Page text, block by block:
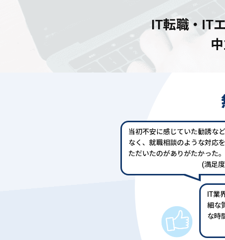
IT転職・IT
当初不安に感じていた勧誘な
なく、就職相談のような対応
ただいたのがありがたかった。
(満足
IT業
細な
な時